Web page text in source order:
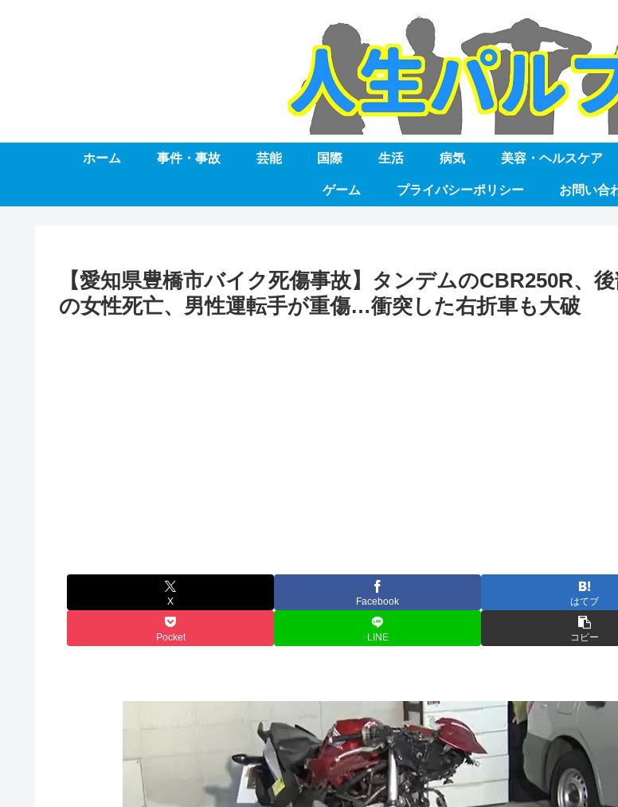
ホーム 事件・事故 芸能 国際 生活 病気 美容・ヘルスケア
ゲーム プライバシーポリシー お問い合
【愛知県豊橋市バイク死傷事故】タンデムのCBR250R、
の女性死亡、男性運転手が重傷…衝突した右折車も大破
X Facebook はてブ
Pocket LINE コピー